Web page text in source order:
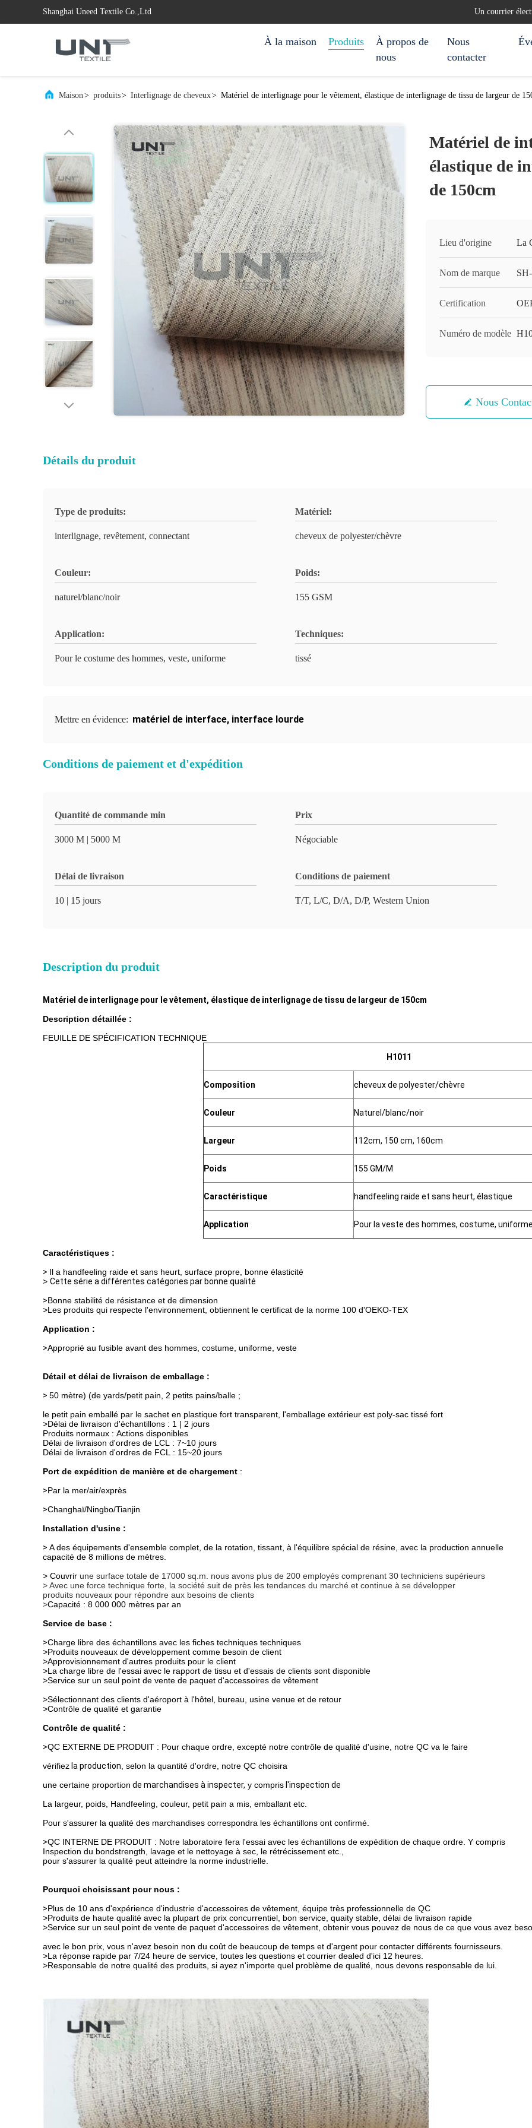
Shanghai Uneed Textile Co.,Ltd Un courrier
À la maison Produits
À propos de
nous
Nous
contacter
Maison> produits> Interlignage de cheveux> Matériel de interlignage pour le vêtement, élastique de interlignage de tissu de largeur de
Matériel de
élastique de
de 150cm
Lieu d'origine La
Nom de marque
Certification
Numéro de modèle
Nous
Détails du produit
Type de produits:
interlignage, revêtement, connectant
Matériel:
cheveux de polyester/chèvre
Couleur:
naturel/blanc/noir
Poids:
155 GSM
Application:
Pour le costume des hommes, veste, uniforme
Techniques:
tissé
Mettre en évidence: matériel de interface, interface lourde
Conditions de paiement et d'expédition
Quantité de commande min
3000 M | 5000 M
Prix
Négociable
Délai de livraison
10 | 15 jours
Conditions de paiement
T/T, L/C, D/A, D/P, Western Union
Description du produit
Matériel de interlignage pour le vêtement, élastique de interlignage de tissu de largeur de 150cm
Description détaillée :
FEUILLE DE SPÉCIFICATION TECHNIQUE
H1011
Composition cheveux de polyester/chèvre
Couleur Naturel/blanc/noir
Largeur 112cm, 150 cm, 160cm
Poids 155 GM/M
Caractéristique handfeeling raide et sans heurt, élastique
Application Pour la veste des hommes, costume,
Caractéristiques :
> Il a handfeeling raide et sans heurt, surface propre, bonne élasticité
> Cette série a différentes catégories par bonne qualité
>Bonne stabilité de résistance et de dimension
>Les produits qui respecte l'environnement, obtiennent le certificat de la norme 100 d'OEKO-TEX
Application :
>Approprié au fusible avant des hommes, costume, uniforme, veste
Détail et délai de livraison de emballage :
> 50 mètre) (de yards/petit pain, 2 petits pains/balle ;
le petit pain emballé par le sachet en plastique fort transparent, l'emballage extérieur est poly-sac tissé fort
>Délai de livraison d'échantillons : 1 | 2 jours
Produits normaux : Actions disponibles
Délai de livraison d'ordres de LCL : 7~10 jours
Délai de livraison d'ordres de FCL : 15~20 jours
Port de expédition de manière et de chargement :
>Par la mer/air/exprès
>Changhaï/Ningbo/Tianjin
Installation d'usine :
> A des équipements d'ensemble complet, de la rotation, tissant, à l'équilibre spécial de résine, avec la production annuelle
capacité de 8 millions de mètres.
> Couvrir une surface totale de 17000 sq.m. nous avons plus de 200 employés comprenant 30 techniciens supérieurs
>Avec une force technique forte, la société suit de près les tendances du marché et continue à se développer
produits nouveaux pour répondre aux besoins de clients
>Capacité : 8 000 000 mètres par an
Service de base :
>Charge libre des échantillons avec les fiches techniques techniques
>Produits nouveaux de développement comme besoin de client
>Approvisionnement d'autres produits pour le client
>La charge libre de l'essai avec le rapport de tissu et d'essais de clients sont disponible
>Service sur un seul point de vente de paquet d'accessoires de vêtement
>Sélectionnant des clients d'aéroport à l'hôtel, bureau, usine venue et de retour
>Contrôle de qualité et garantie
Contrôle de qualité :
>QC EXTERNE DE PRODUIT : Pour chaque ordre, excepté notre contrôle de qualité d'usine, notre QC va le faire
vérifiez la production , selon la quantité d'ordre, notre QC choisira
une certaine proportion de marchandises à inspecter, y compris l'inspection de
La largeur, poids, Handfeeling, couleur, petit pain a mis, emballant etc.
Pour s'assurer la qualité des marchandises correspondra les échantillons ont confirmé.
>QC INTERNE DE PRODUIT : Notre laboratoire fera l'essai avec les échantillons de expédition de chaque ordre. Y compris
Inspection du bondstrength, lavage et le nettoyage à sec, le rétrécissement etc.,
pour s'assurer la qualité peut atteindre la norme industrielle.
Pourquoi choisissant pour nous :
>Plus de 10 ans d'expérience d'industrie d'accessoires de vêtement, équipe très professionnelle de QC
>Produits de haute qualité avec la plupart de prix concurrentiel, bon service, quaity stable, délai de livraison rapide
>Service sur un seul point de vente de paquet d'accessoires de vêtement, obtenir vous pouvez de nous de ce que vous avez
avec le bon prix, vous n'avez besoin non du coût de beaucoup de temps et d'argent pour contacter différents fournisseurs.
>La réponse rapide par 7/24 heure de service, toutes les questions et courrier dealed d'ici 12 heures.
>Responsable de notre qualité des produits, si ayez n'importe quel problème de qualité, nous devons responsable de lui.